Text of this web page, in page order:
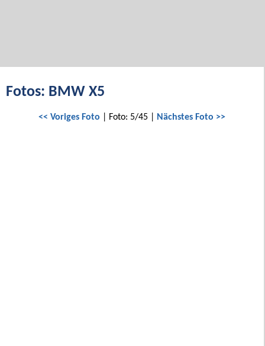
Fotos: BMW X5
<< Voriges Foto | Foto: 5/45 | Nächstes Foto >>